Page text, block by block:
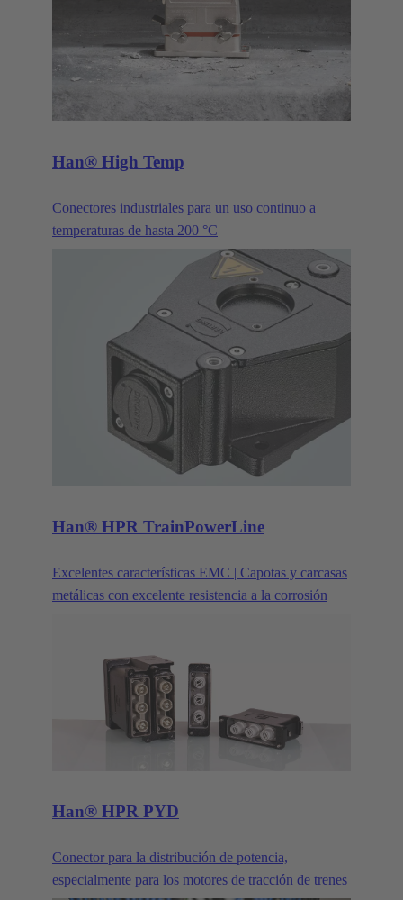
dispositivos de éxito.
Han® High Temp
Conectores industriales para un uso continuo a
temperaturas de hasta 200 °C
Han® HPR TrainPowerLine
Excelentes características EMC | Capotas y carcasas
metálicas con excelente resistencia a la corrosión
Han® HPR PYD
Conector para la distribución de potencia,
especialmente para los motores de tracción de trenes